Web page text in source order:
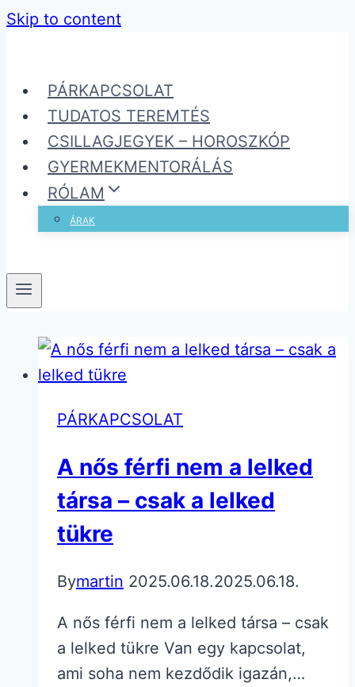
Skip to content
PÁRKAPCSOLAT
TUDATOS TEREMTÉS
CSILLAGJEGYEK – HOROSZKÓP
GYERMEKMENTORÁLÁS
RÓLAM
ÁRAK
PÁRKAPCSOLAT
A nős férfi nem a lelked
társa – csak a lelked
tükre
Bymartin 2025.06.18.2025.06.18.
A nős férfi nem a lelked társa – csak
a lelked tükre Van egy kapcsolat,
ami soha nem kezdődik igazán,…